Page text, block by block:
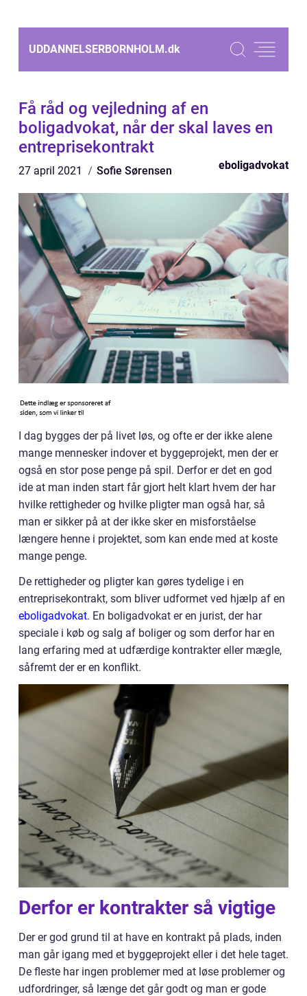
UDDANNELSERBORNHOLM.dk
Få råd og vejledning af en
boligadvokat, når der skal laves en
entreprisekontrakt
27 april 2021 Sofie Sørensen eboligadvokat
I dag bygges der på livet løs, og ofte er der ikke alene
mange mennesker indover et byggeprojekt, men der er
også en stor pose penge på spil. Derfor er det en god
ide at man inden start får gjort helt klart hvem der har
hvilke rettigheder og hvilke pligter man også har, så
man er sikker på at der ikke sker en misforståelse
længere henne i projektet, som kan ende med at koste
mange penge.
De rettigheder og pligter kan gøres tydelige i en
entreprisekontrakt, som bliver udformet ved hjælp af en
eboligadvokat. En boligadvokat er en jurist, der har
speciale i køb og salg af boliger og som derfor har en
lang erfaring med at udfærdige kontrakter eller mægle,
såfremt der er en konflikt.
Derfor er kontrakter så vigtige
Der er god grund til at have en kontrakt på plads, inden
man går igang med et byggeprojekt eller i det hele taget.
De fleste har ingen problemer med at løse problemer og
udfordringer, så længe det går godt og man er gode